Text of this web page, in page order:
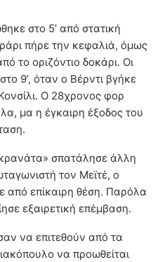
στο 5’ από στατική
πήρε την κεφαλιά, όμως
το οριζόντιο δοκάρι. Οι
9’, όταν ο Βέρντι βγήκε
Ο 28χρονος φορ
μα η έγκαιρη έξοδος του
σπατάλησε άλλη
τον Μεϊτέ, ο
από επίκαιρη θέση. Παρόλα
εξαιρετική επέμβαση.
να επιτεθούν από τα
να προωθείται